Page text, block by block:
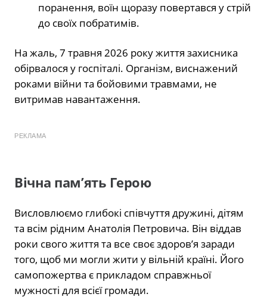
поранення, воїн щоразу повертався у стрій
до своїх побратимів.
На жаль, 7 травня 2026 року життя захисника
обірвалося у госпіталі. Організм, виснажений
роками війни та бойовими травмами, не
витримав навантаження.
РЕКЛАМА
Вічна пам’ять Герою
Висловлюємо глибокі співчуття дружині, дітям
та всім рідним Анатолія Петровича. Він віддав
роки свого життя та все своє здоров’я заради
того, щоб ми могли жити у вільній країні. Його
самопожертва є прикладом справжньої
мужності для всієї громади.